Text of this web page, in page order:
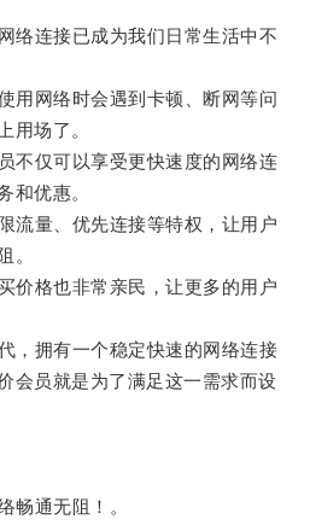
连接已成为我们日常生活中不
网络时会遇到卡顿、断网等问
用场了。
仅可以享受更快速度的网络连
和优惠。
量、优先连接等特权，让用户
。
格也非常亲民，让更多的用户
拥有一个稳定快速的网络连接
会员就是为了满足这一需求而设
通无阻！。